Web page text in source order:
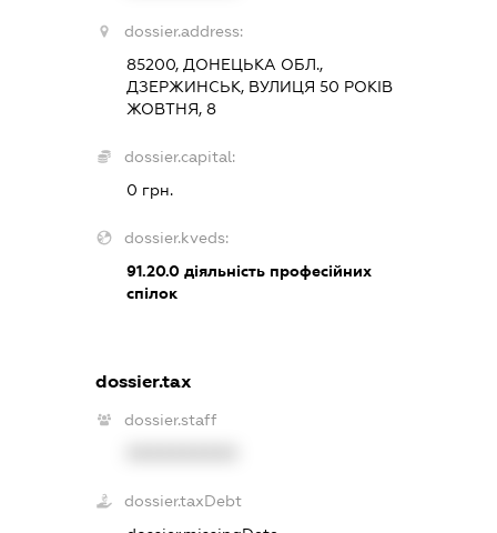
dossier.address:
85200, ДОНЕЦЬКА ОБЛ.,
ДЗЕРЖИНСЬК, ВУЛИЦЯ 50 РОКІВ
ЖОВТНЯ, 8
dossier.capital:
0 грн.
dossier.kveds:
91.20.0діяльність професійних
спілок
dossier.tax
dossier.staff
dossier.taxDebt